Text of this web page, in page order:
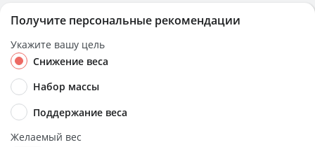
Получите персональные рекомендации
Укажите вашу цель
Снижение веса
Набор массы
Поддержание веса
Желаемый вес